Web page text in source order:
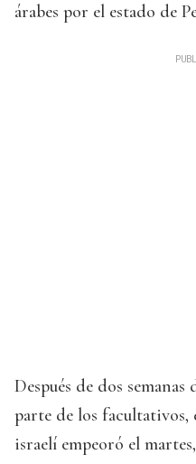
árabes por el estado de
Después de dos
parte de los facultativos,
israelí empeoró el